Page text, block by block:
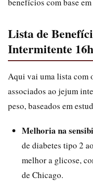
Lista de
Intermitente 16h
Aqui vai uma lista com
associados ao jejum
peso, baseados em
Melhoria na
de diabetes tipo 2
melhor a glicose,
de Chicago.